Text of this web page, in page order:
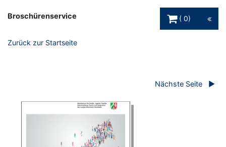
Broschürenservice
0
Zurück zur Startseite
Nächste Seite